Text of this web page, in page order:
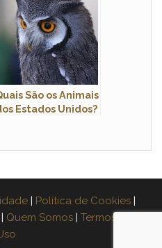
São os Animais
Estados Unidos?
| Política de Cookies |
| Quem Somos | Termos de